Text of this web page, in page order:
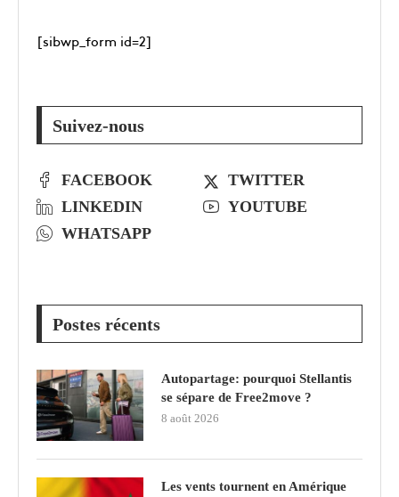
[sibwp_form id=2]
Suivez-nous
FACEBOOK
TWITTER
LINKEDIN
YOUTUBE
WHATSAPP
Postes récents
Autopartage: pourquoi Stellantis
se sépare de Free2move ?
8 août 2026
Les vents tournent en Amérique